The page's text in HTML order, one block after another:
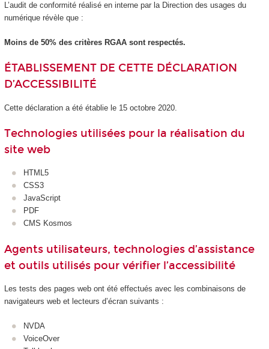
L’audit de conformité réalisé en interne par la Direction des usages du
numérique révèle que :
Moins de 50% des critères RGAA sont respectés.
ÉTABLISSEMENT DE CETTE DÉCLARATION
D’ACCESSIBILITÉ
Cette déclaration a été établie le 15 octobre 2020.
Technologies utilisées pour la réalisation du
site web
HTML5
CSS3
JavaScript
PDF
CMS Kosmos
Agents utilisateurs, technologies d’assistance
et outils utilisés pour vérifier l’accessibilité
Les tests des pages web ont été effectués avec les combinaisons de
navigateurs web et lecteurs d’écran suivants :
NVDA
VoiceOver